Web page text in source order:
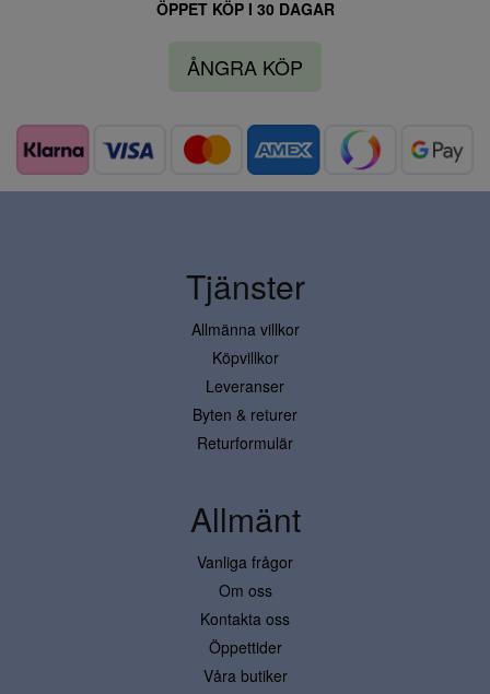
ÖPPET KÖP I 30 DAGAR
ÅNGRA KÖP
Tjänster
Allmänna villkor
Köpvillkor
Leveranser
Byten & returer
Returformulär
Allmänt
Vanliga frågor
Om oss
Kontakta oss
Öppettider
Våra butiker